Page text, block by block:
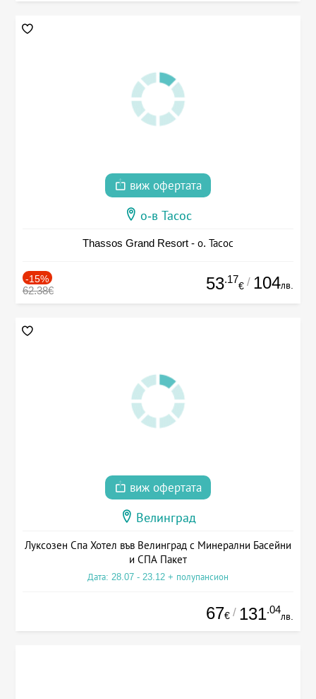
виж офертата
о-в Тасос
Thassos Grand Resort - о. Тасос
-15%
62.38€ 53.17
€ / 104лв.
виж офертата
Велинград
Луксозен Спа Хотел във Велинград с Минерални Басейни
и СПА Пакет
Дата: 28.07 - 23.12 + полупансион
67€ / 131.04
лв.